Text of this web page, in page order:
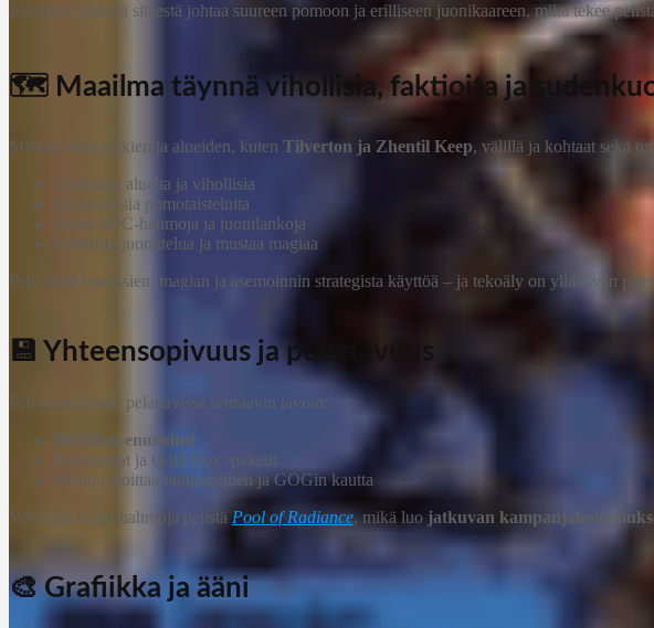
Jokainen viidestä siteestä johtaa suureen pomoon ja erilliseen juonikaareen, mikä tekee
🗺️ Maailma täynnä vihollisia, faktioita ja
Matkaat kaupunkien ja alueiden, kuten Tilverton ja Zhentil Keep, välillä ja kohtaat sekä
Uniikkeja alueita ja vihollisia
Draamallisia pomotaisteluita
Uusia NPC-hahmoja ja juonilankoja
Poliittista juonittelua ja mustaa magiaa
Peli vaatii resurssien, magian ja asemoinnin strategista käyttöä – ja tekoäly on yllättävän
💾 Yhteensopivuus ja pelattavuus
Peli on nykyään pelattavissa seuraavin tavoin:
DOSBox-emulointi
Kokoelmat ja Gold Box -paketit
Helppo aloittaa fanipakettien ja GOGin kautta
Voit jopa tuoda hahmoja pelistä Pool of Radiance, mikä luo jatkuvan
🎨 Grafiikka ja ääni